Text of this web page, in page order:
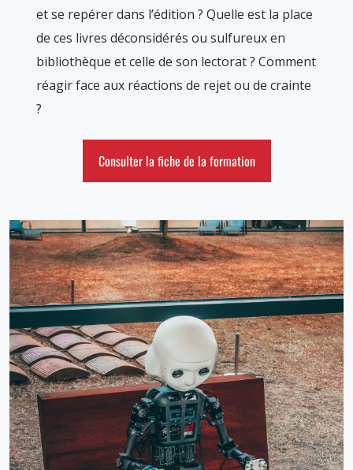
et se repérer dans l’édition ? Quelle est la place
de ces livres déconsidérés ou sulfureux en
bibliothèque et celle de son lectorat ? Comment
réagir face aux réactions de rejet ou de crainte
?
Consulter la fiche de la formation